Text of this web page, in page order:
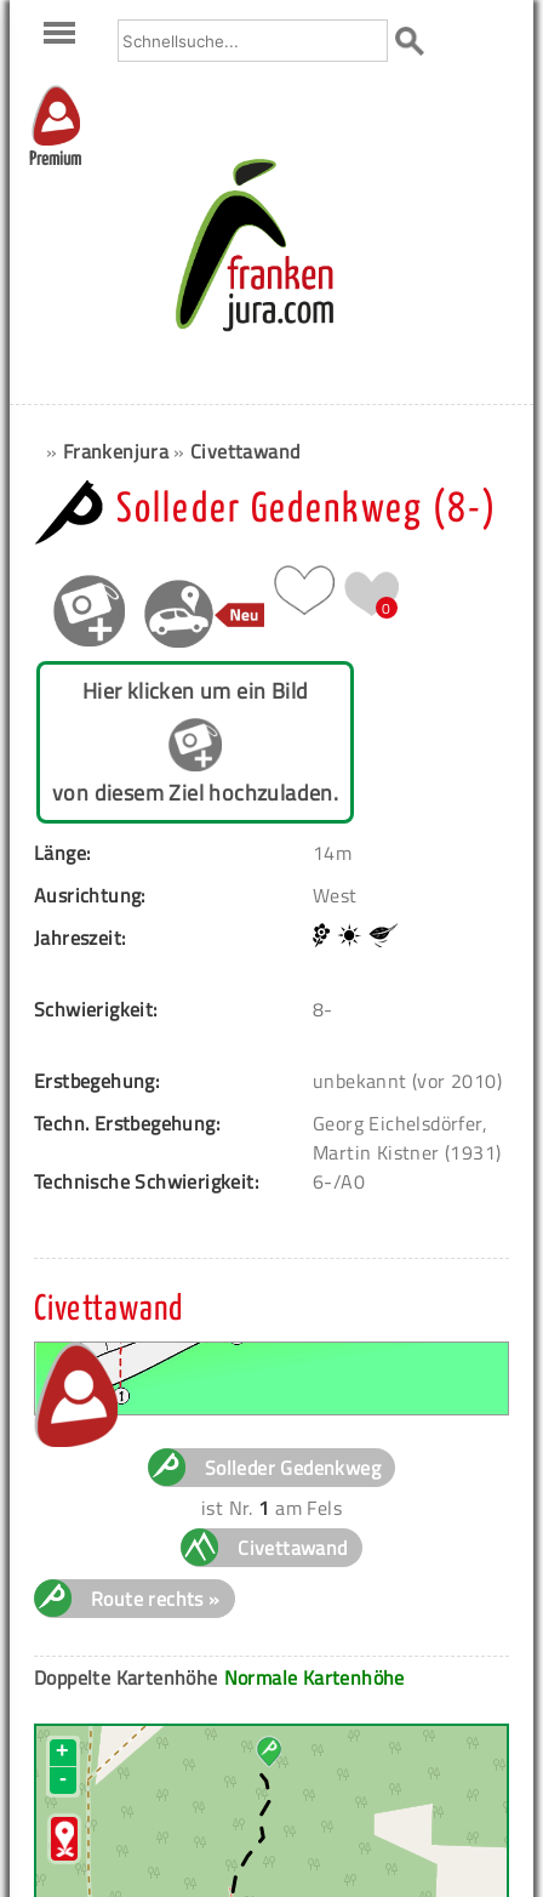
Premium
» Frankenjura» Civettawand
Solleder Gedenkweg (8-)
0
Hier klicken um ein Bild
von diesem Ziel hochzuladen.
Länge:
14m
Ausrichtung:
West
Jahreszeit:
Schwierigkeit: 8-
Erstbegehung:
unbekannt (vor 2010)
Techn. Erstbegehung:
Georg Eichelsdörfer,
Martin Kistner (1931)
Technische Schwierigkeit:
6-/A0
Civettawand
Solleder Gedenkweg
ist Nr. 1 am Fels
Civettawand
Route rechts »
Normale Kartenhöhe
Doppelte Kartenhöhe
+
-